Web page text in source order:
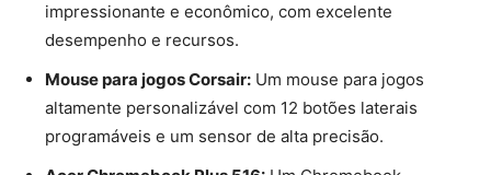
impressionante e econômico, com excelente
desempenho e recursos.
Mouse para jogos Corsair: Um mouse para jogos
altamente personalizável com 12 botões laterais
programáveis ​​e um sensor de alta precisão.